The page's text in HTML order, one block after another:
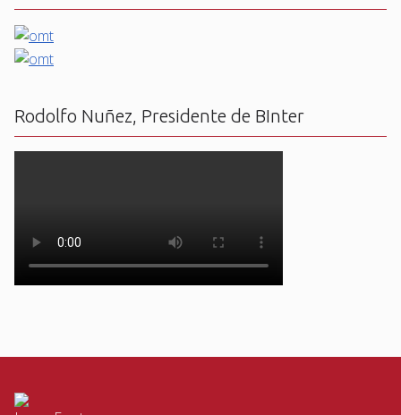
Rodolfo Nuñez, Presidente de BInter